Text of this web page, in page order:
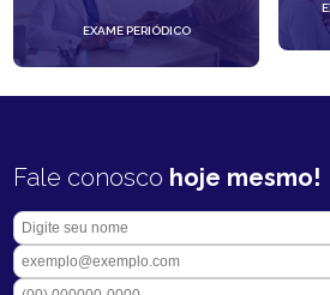
EXAME PERIÓDICO
Fale conosco hoje mesmo!